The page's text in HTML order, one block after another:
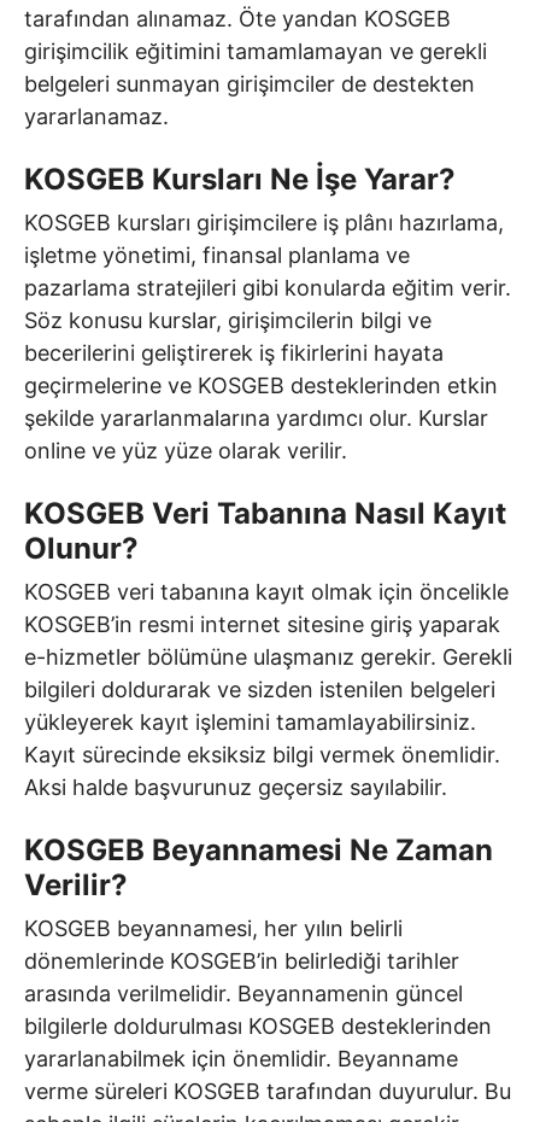
tarafından alınamaz. Öte yandan KOSGEB
girişimcilik eğitimini tamamlamayan ve gerekli
belgeleri sunmayan girişimciler de destekten
yararlanamaz.
KOSGEB Kursları Ne İşe Yarar?
KOSGEB kursları girişimcilere iş plânı hazırlama,
işletme yönetimi, finansal planlama ve
pazarlama stratejileri gibi konularda eğitim verir.
Söz konusu kurslar, girişimcilerin bilgi ve
becerilerini geliştirerek iş fikirlerini hayata
geçirmelerine ve KOSGEB desteklerinden etkin
şekilde yararlanmalarına yardımcı olur. Kurslar
online ve yüz yüze olarak verilir.
KOSGEB Veri Tabanına Nasıl Kayıt
Olunur?
KOSGEB veri tabanına kayıt olmak için öncelikle
KOSGEB’in resmi internet sitesine giriş yaparak
e-hizmetler bölümüne ulaşmanız gerekir. Gerekli
bilgileri doldurarak ve sizden istenilen belgeleri
yükleyerek kayıt işlemini tamamlayabilirsiniz.
Kayıt sürecinde eksiksiz bilgi vermek önemlidir.
Aksi halde başvurunuz geçersiz sayılabilir.
KOSGEB Beyannamesi Ne Zaman
Verilir?
KOSGEB beyannamesi, her yılın belirli
dönemlerinde KOSGEB’in belirlediği tarihler
arasında verilmelidir. Beyannamenin güncel
bilgilerle doldurulması KOSGEB desteklerinden
yararlanabilmek için önemlidir. Beyanname
verme süreleri KOSGEB tarafından duyurulur. Bu